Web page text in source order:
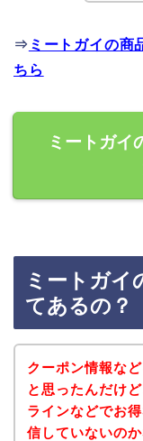
⇒ ミートガイの商
ちら
ミートガイ
ミートガイ
てあるの？
クーポン情報な
と思ったんだけ
ラインなどでお
信していないのか